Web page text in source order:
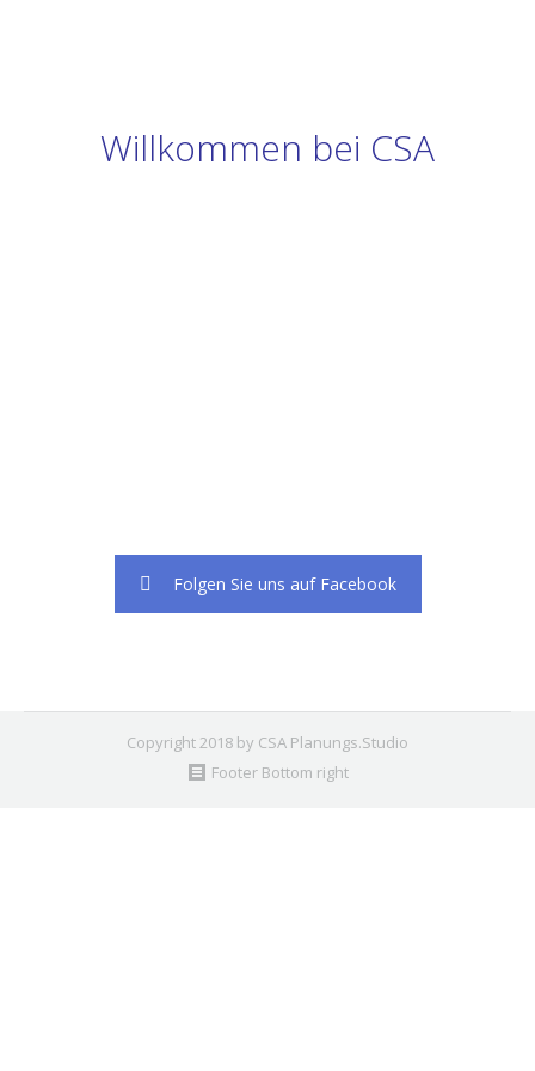
Willkommen bei CSA
Folgen Sie uns auf Facebook
Copyright 2018 by CSA Planungs.Studio
Footer Bottom right